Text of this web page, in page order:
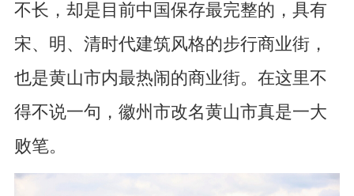
不长，却是目前中国保存最完整的，具有
宋、明、清时代建筑风格的步行商业街，
也是黄山市内最热闹的商业街。在这里不
得不说一句，徽州市改名黄山市真是一大
败笔。